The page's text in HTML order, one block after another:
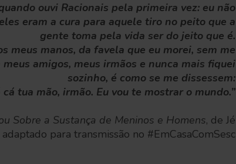
ouvi Racionais pela primeira vez: eu não
eram a cura para aquele tiro no peito que a
gente toma pela vida ser do jeito que é.
meus manos, da favela que eu morei, sem me
amigos, meus irmãos e nunca mais fiquei
sozinho, é como se me dissessem:
cá tua mão, irmão. Eu vou te mostrar o mundo.”
Sobre a Sustança de Meninos e Homens, de Jé
para transmissão no #EmCasaComSesc